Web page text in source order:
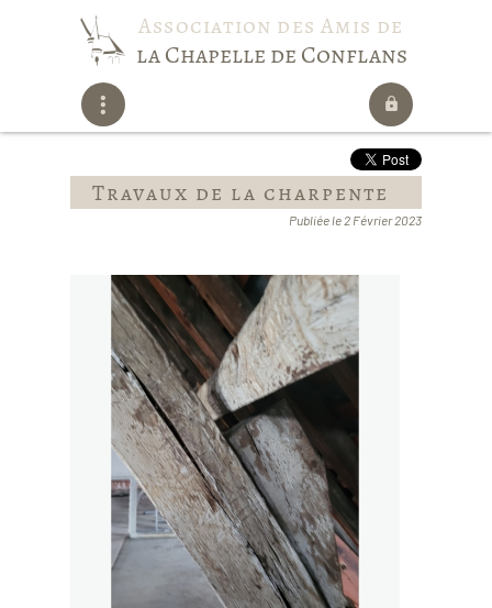
Association des Amis de
la Chapelle de Conflans
Travaux de la charpente
Publiée le 2 Février 2023